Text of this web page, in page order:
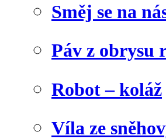
Směj se na
Páv z obrysu
Robot – koláž
Víla ze